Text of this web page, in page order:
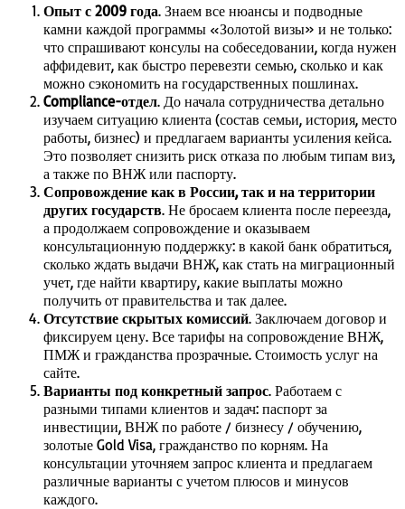
Опыт с 2009 года. Знаем все нюансы и подводные
камни каждой программы «Золотой визы» и не только:
что спрашивают консулы на собеседовании, когда нужен
аффидевит, как быстро перевезти семью, сколько и как
можно сэкономить на государственных пошлинах.
Compliance-отдел. До начала сотрудничества детально
изучаем ситуацию клиента (состав семьи, история, место
работы, бизнес) и предлагаем варианты усиления кейса.
Это позволяет снизить риск отказа по любым типам виз,
а также по ВНЖ или паспорту.
Сопровождение как в России, так и на территории
других государств. Не бросаем клиента после переезда,
а продолжаем сопровождение и оказываем
консультационную поддержку: в какой банк обратиться,
сколько ждать выдачи ВНЖ, как стать на миграционный
учет, где найти квартиру, какие выплаты можно
получить от правительства и так далее.
Отсутствие скрытых комиссий. Заключаем договор и
фиксируем цену. Все тарифы на сопровождение ВНЖ,
ПМЖ и гражданства прозрачные. Стоимость услуг на
сайте.
Варианты под конкретный запрос. Работаем с
разными типами клиентов и задач: паспорт за
инвестиции, ВНЖ по работе / бизнесу / обучению,
золотые Gold Visa, гражданство по корням. На
консультации уточняем запрос клиента и предлагаем
различные варианты с учетом плюсов и минусов
каждого.